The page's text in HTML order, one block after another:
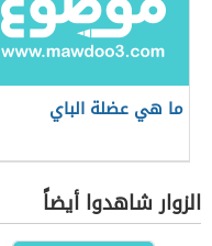
ما هي عضلة الباي
الزوار شاهدوا أيضاً